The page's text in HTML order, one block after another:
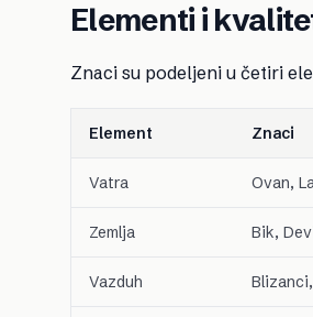
Elementi i
Znaci su podeljeni u četiri
Element Znaci
Vatra Ovan,
Zemlja Bik,
Vazduh